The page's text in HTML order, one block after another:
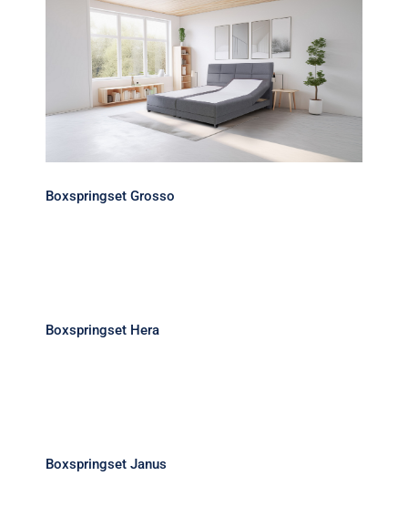
Boxspringset Grosso
Boxspringset Grosso
Boxspringset Hera
Boxspringset Janus